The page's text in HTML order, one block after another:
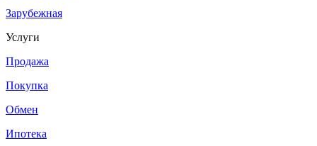
Зарубежная
Услуги
Продажа
Покупка
Обмен
Ипотека